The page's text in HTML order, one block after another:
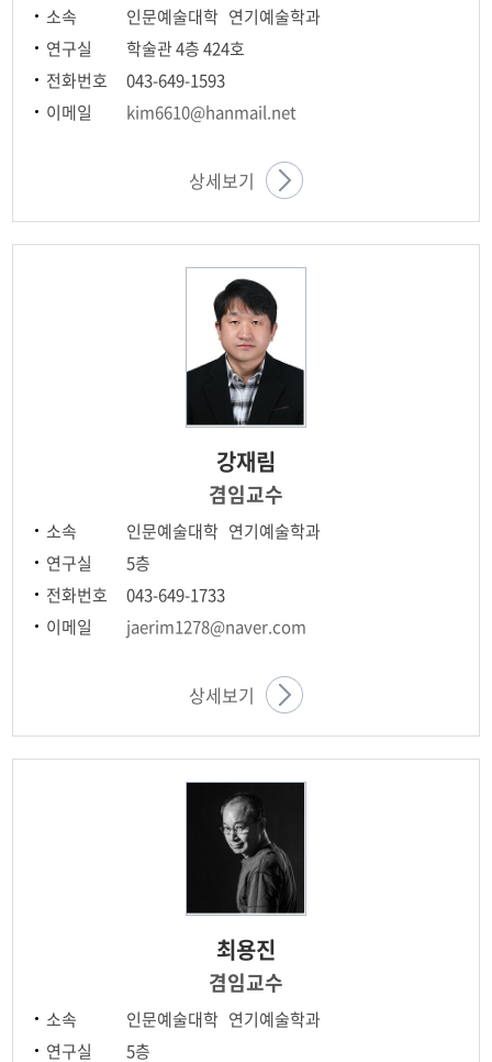
소속
인문예술대학 연기예술학과
연구실
학술관 4층 424호
전화번호
043-649-1593
이메일
kim6610@hanmail.net
상세보기
강재림
겸임교수
소속
인문예술대학 연기예술학과
연구실
5층
전화번호
043-649-1733
이메일
jaerim1278@naver.com
상세보기
최용진
겸임교수
소속
인문예술대학 연기예술학과
연구실
5층